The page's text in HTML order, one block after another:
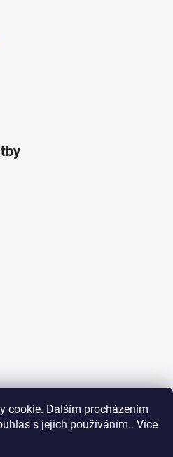
cookie. Dalším procházením
s jejich používáním.. Více